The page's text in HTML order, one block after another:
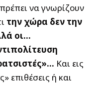
να γνωρίζουν
την χώρα δεν την
οι…
Και εις
επιθέσεις ή και